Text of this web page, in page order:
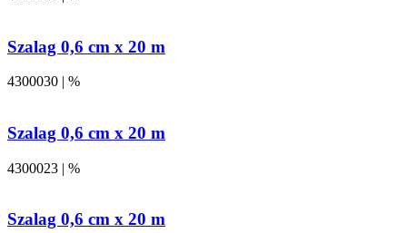
Szalag 0,6 cm x 20 m
4300030 | %
Szalag 0,6 cm x 20 m
4300023 | %
Szalag 0,6 cm x 20 m